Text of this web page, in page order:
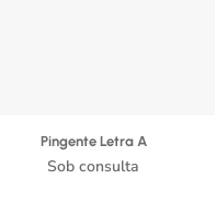
Pingente Letra A
Sob consulta